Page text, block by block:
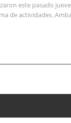
este pasado
de actividades.